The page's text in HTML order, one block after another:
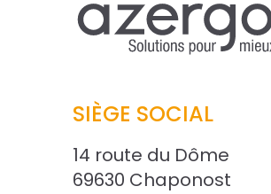
SIÈGE SOCIAL
14 route du Dôme
69630 Chaponost